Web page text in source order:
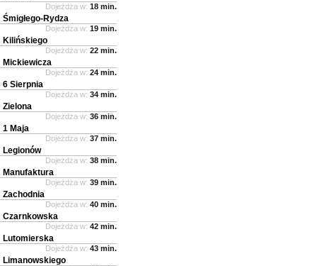
Dojeżdża w: 18 min.
Śmigłego-Rydza
Dojeżdża w: 19 min.
Kilińskiego
Dojeżdża w: 22 min.
Mickiewicza
Dojeżdża w: 24 min.
6 Sierpnia
Dojeżdża w: 34 min.
Zielona
Dojeżdża w: 36 min.
1 Maja
Dojeżdża w: 37 min.
Legionów
Dojeżdża w: 38 min.
Manufaktura
Dojeżdża w: 39 min.
Zachodnia
Dojeżdża w: 40 min.
Czarnkowska
Dojeżdża w: 42 min.
Lutomierska
Dojeżdża w: 43 min.
Limanowskiego